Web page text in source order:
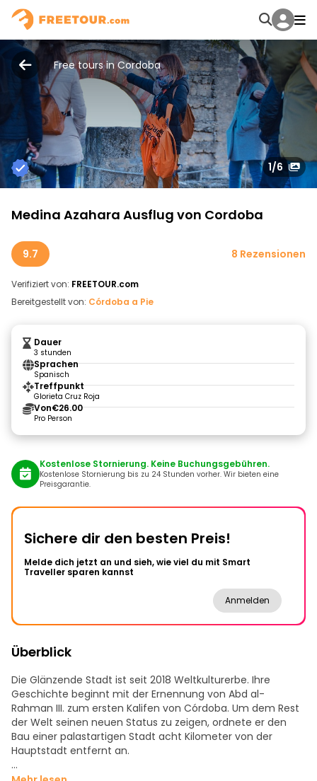
Free tours in Cordoba
1/6
Medina Azahara Ausflug von Cordoba
9.7 8 Rezensionen
Verifiziert von: FREETOUR.com
Bereitgestellt von: Córdoba a Pie
Dauer
3 stunden
Sprachen
Spanisch
Treffpunkt
Glorieta Cruz Roja
Von€26.00
Pro Person
Kostenlose Stornierung. Keine Buchungsgebühren.
Kostenlose Stornierung bis zu 24 Stunden vorher. Wir bieten eine
Preisgarantie.
Sichere dir den besten Preis!
Melde dich jetzt an und sieh, wie viel du mit Smart
Traveller sparen kannst
Anmelden
Überblick
Die Glänzende Stadt ist seit 2018 Weltkulturerbe. Ihre
Geschichte beginnt mit der Ernennung von Abd al-
Rahman III. zum ersten Kalifen von Córdoba. Um dem Rest
der Welt seinen neuen Status zu zeigen, ordnete er den
Bau einer palastartigen Stadt acht Kilometer von der
Hauptstadt entfernt an.